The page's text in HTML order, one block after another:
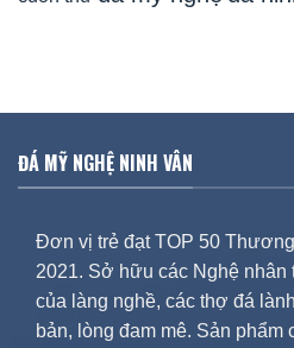
ĐÁ MỸ NGHỆ NINH VÂN
Đơn vị trẻ đạt TOP 50
2021. Sở hữu các Nghệ nhân
của làng nghề, các thợ đá
bản, lòng đam mê. Sản phẩm